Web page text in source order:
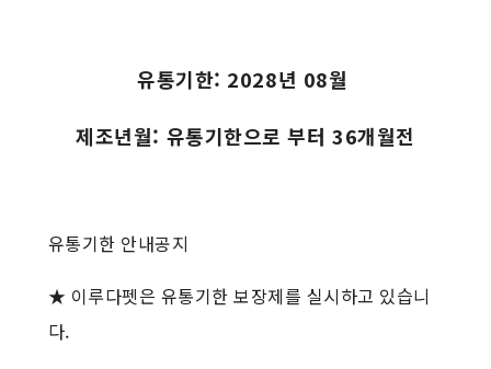
유통기한: 2028년 08월
제조년월: 유통기한으로 부터 36개월전
유통기한 안내공지
★ 이루다펫은 유통기한 보장제를 실시하고 있습니
다.